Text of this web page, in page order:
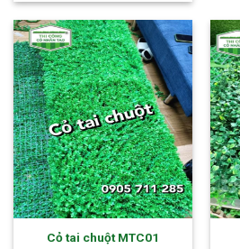
Cỏ tai chuột MTC01